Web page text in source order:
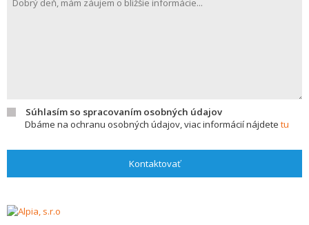
Súhlasím so spracovaním osobných údajov
Dbáme na ochranu osobných údajov, viac informácií nájdete tu
Kontaktovať